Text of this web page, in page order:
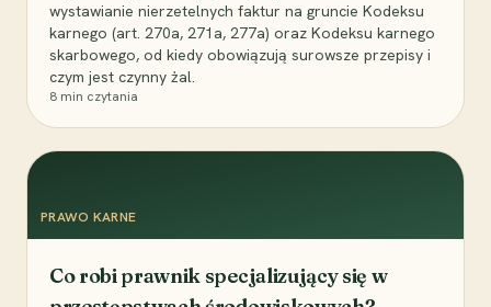
wystawianie nierzetelnych faktur na gruncie Kodeksu
karnego (art. 270a, 271a, 277a) oraz Kodeksu karnego
skarbowego, od kiedy obowiązują surowsze przepisy i
czym jest czynny żal.
8 min czytania
PRAWO KARNE
Co robi prawnik specjalizujący się w